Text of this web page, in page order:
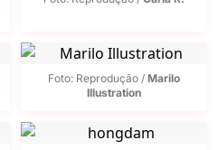
Foto: Reprodução / Marilo
Illustration